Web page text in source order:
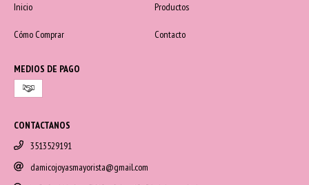
Inicio
Productos
Cómo Comprar Contacto
MEDIOS DE PAGO
CONTACTANOS
3513529191
damicojoyasmayorista@gmail.com